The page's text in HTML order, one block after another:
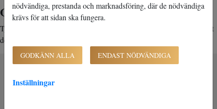
Objektet kan ej visas
Tyvärr kan inte objektet du efterfrågade visas. Det kan t.ex. bero på att
det inte längre finns tillgängligt att söka.
nödvändiga, prestanda och marknadsföring, där de nödvändiga
krävs för att sidan ska fungera.
GODKÄNN ALLA ENDAST NÖDVÄNDIGA
Inställningar